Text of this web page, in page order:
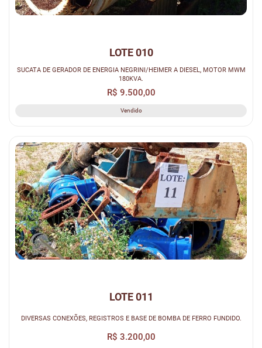
LOTE 010
SUCATA DE GERADOR DE ENERGIA NEGRINI/HEIMER A DIESEL, MOTOR MWM
180KVA.
R$ 9.500,00
Vendido
LOTE 011
DIVERSAS CONEXÕES, REGISTROS E BASE DE BOMBA DE FERRO FUNDIDO.
R$ 3.200,00